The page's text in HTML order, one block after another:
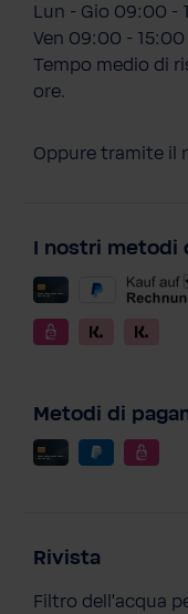
Lun - Gio 09:00 -
Ven 09:00 -
Tempo medio di
ore.
Oppure tramite il
I nostri metodi
Metodi di
Rivista
Filtro dell'acqua